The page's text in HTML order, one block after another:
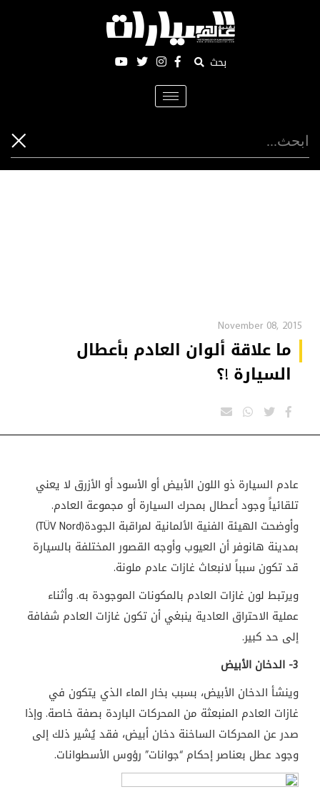
بحث
Toggle
navigation
November 08, 2015
ما علاقة ألوان العادم بأعطال
السيارة !؟
عادم السيارة ذو اللون الأبيض أو الأسود أو الأزرق لا يعني
تلقائياً وجود أعطال بمحرك السيارة أو مجموعة العادم.
وأوضحت الهيئة الفنية الألمانية لمراقبة الجودة(TÜV Nord)
بمدينة هانوفر أن العيوب وأوجه القصور المختلفة بالسيارة
قد تكون سبباً لانبعاث غازات عادم ملونة.
ويرتبط لون غازات العادم بالمكونات الموجودة به. وأثناء
عملية الاحتراق العادية ينبغي أن تكون غازات العادم شفافة
إلى حد كبير.
3- الدخان الأبيض
وينشأ الدخان الأبيض، بسبب بخار الماء الذي يتكون في
غازات العادم المنبعثة من المحركات الباردة بصفة خاصة. وإذا
صدر عن المحركات الساخنة دخان أبيض، فقد يُشير ذلك إلى
وجود عطل بعناصر إحكام “جوانات” رؤوس الأسطوانات.